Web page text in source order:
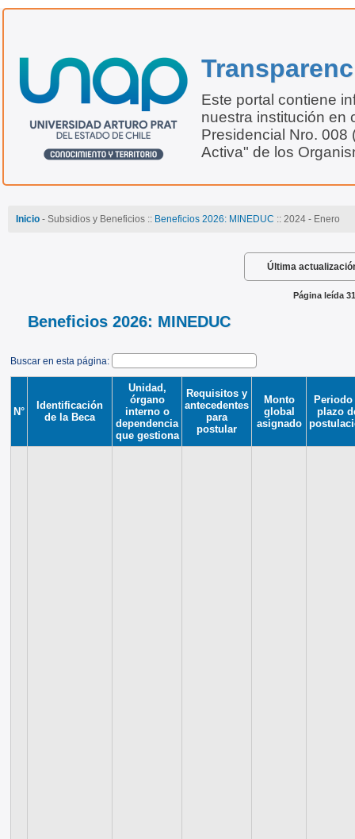
Este portal contiene
nuestra institución en
Presidencial Nro. 008
Activa" de los
Inicio- Subsidios y Beneficios :: Beneficios 2026: MINEDUC :: 2024 - Enero
Última
Página leída
Beneficios 2026: MINEDUC
Buscar en esta página:
N°
Identificación
de la Beca
Unidad,
órgano
interno o
dependencia
que gestiona
Requisitos y
antecedentes
para
postular
Monto
global
asignado
Periodo
plazo